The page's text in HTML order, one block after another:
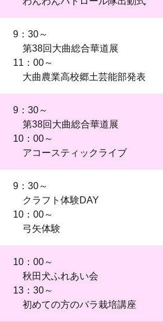
9：30～
第38回大曲総合華道展
11：00～
大曲農業高校郷土芸能部発表
9：30～
第38回大曲総合華道展
10：00～
アコースティックライブ
9：30～
クラフト体験DAY
10：00～
弓矢体験
10：00～
秋田犬ふれあい会
13：30～
初めての方のバラ栽培講座